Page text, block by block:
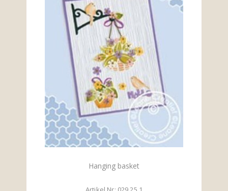
Hanging basket